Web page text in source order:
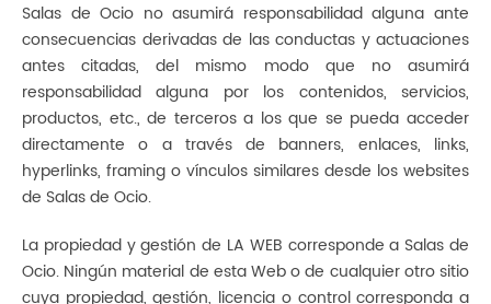
Salas de Ocio no asumirá responsabilidad alguna ante
consecuencias derivadas de las conductas y actuaciones
antes citadas, del mismo modo que no asumirá
responsabilidad alguna por los contenidos, servicios,
productos, etc., de terceros a los que se pueda acceder
directamente o a través de banners, enlaces, links,
hyperlinks, framing o vínculos similares desde los websites
de Salas de Ocio.
La propiedad y gestión de LA WEB corresponde a Salas de
Ocio. Ningún material de esta Web o de cualquier otro sitio
cuya propiedad, gestión, licencia o control corresponda a